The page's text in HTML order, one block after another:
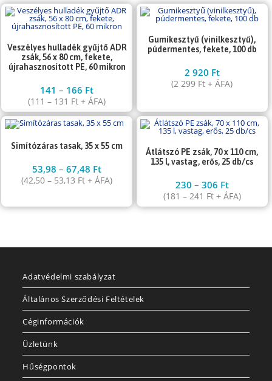
Veszélyes hulladék gyűjtő ADR
zsák, 56 x 80 cm, fekete,
újrahasznosított PE, 60 mikron
141– 166 Ft
(111– 131 Ft + ÁFA)
Gumikesztyű (vinilkesztyű),
púdermentes, fekete, 100 db
2 920 Ft
(2 299 Ft + ÁFA)
Simítózáras tasak, 35 x 55 cm
53,98–67,48 Ft
(42,50– 53,13 Ft + ÁFA)
Átlátszó PE zsák, 70 x 110 cm,
135 l, vastag, erős, 25 db/cs
230 – 306 Ft
(181 – 241 Ft+ ÁFA)
Adatvédelmi szabályzat
Általános Szerződési Feltételek
Céginformációk
Üzletünk
Hűségpontok